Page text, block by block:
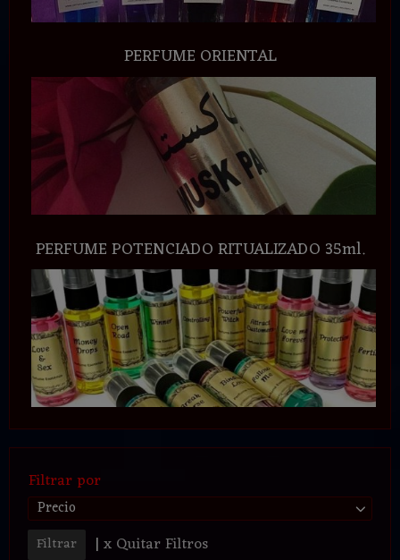
PERFUME ORIENTAL
PERFUME POTENCIADO RITUALIZADO 35ml.
Filtrar por
Precio
| x Quitar Filtros